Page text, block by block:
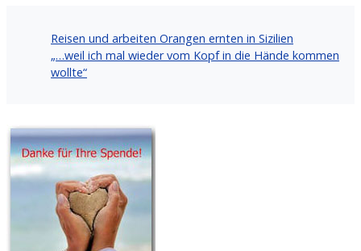
Reisen und arbeiten Orangen ernten in Sizilien
„…weil ich mal wieder vom Kopf in die Hände kommen
wollte“